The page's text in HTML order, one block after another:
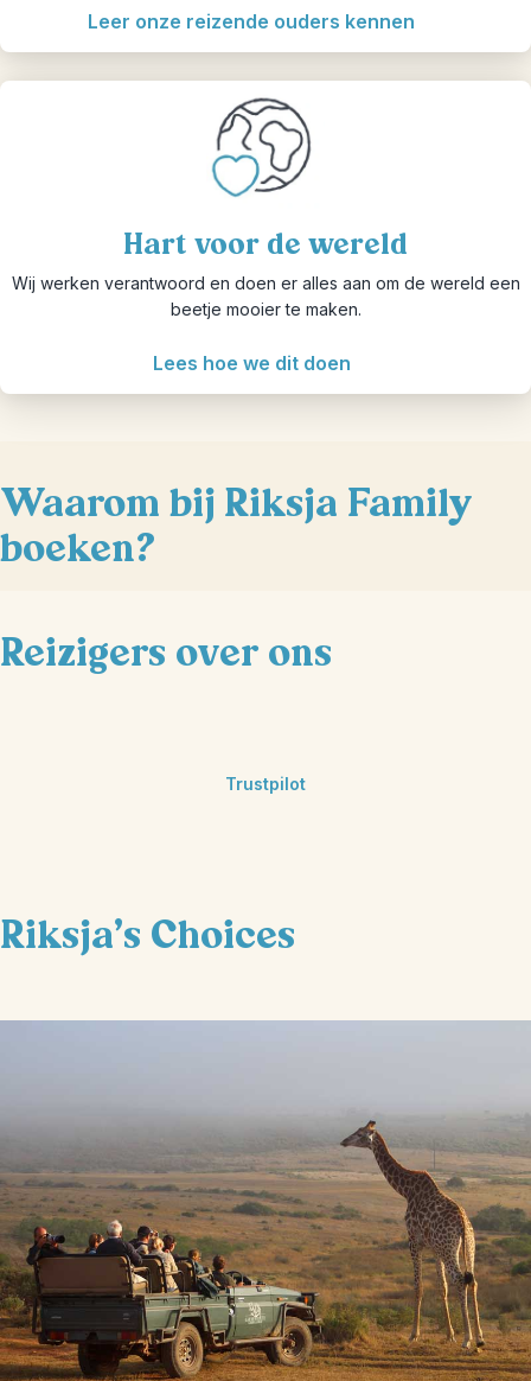
Leer onze reizende ouders kennen
Hart voor de wereld
Wij werken verantwoord en doen er alles aan om de wereld een
beetje mooier te maken.
Lees hoe we dit doen
Waarom bij Riksja Family
boeken?
Reizigers over ons
Trustpilot
Riksja's Choices